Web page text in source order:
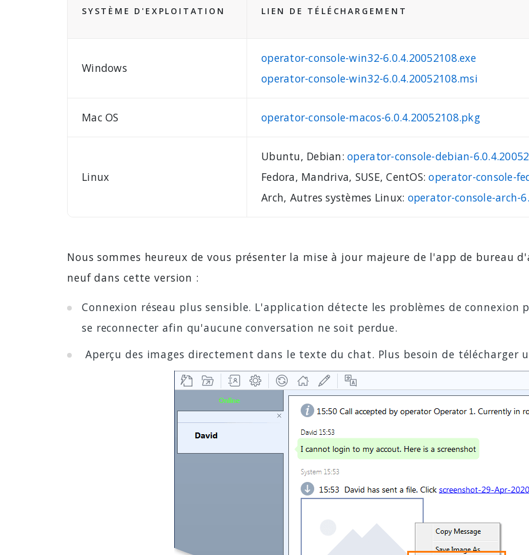
SYSTÈME D'EXPLOITATION LIEN DE TÉLÉCHARGEMENT
Windows
operator-console-win32-6.0.4.20052108.exe
operator-console-win32-6.0.4.20052108.msi
Mac OS operator-console-macos-6.0.4.20052108.pkg
Linux
Ubuntu, Debian:operator-console-debian-
Fedora, Mandriva, SUSE, CentOS:operator-console-
Arch, Autres systèmes Linux: operator-console-arch-
Nous sommes heureux de vous présenter la mise à jour majeure de l'app de bureau
neuf dans cette version :
Connexion réseau plus sensible. L'application détecte les problèmes de connexion
se reconnecter afin qu'aucune conversation ne soit perdue.
Aperçu des images directement dans le texte du chat. Plus besoin de télécharger